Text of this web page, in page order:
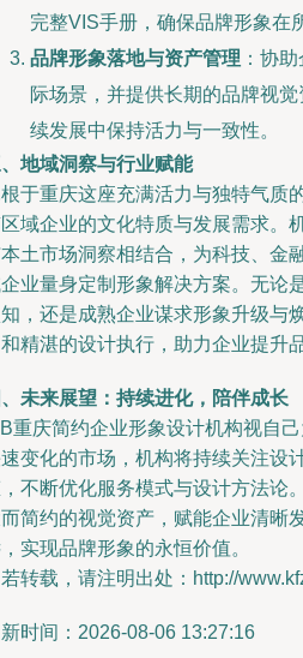
完整VIS手册，确保品牌形象在
品牌形象落地与资产管理 ：协
际场景，并提供长期的品牌视
续发展中保持活力与一致性。
地域洞察与行业赋能
于重庆这座充满活力与独特气质
域企业的文化特质与发展需求。
土市场洞察相结合，为科技、金
业量身定制形象解决方案。无论
，还是成熟企业谋求形象升级与
精湛的设计执行，助力企业提升
未来展望：持续进化，陪伴成长
重庆简约企业形象设计机构视自
变化的市场，机构将持续关注设
不断优化服务模式与设计方法论
简约的视觉资产，赋能企业清晰
实现品牌形象的永恒价值。
转载，请注明出处：http://
时间：2026-08-06 13:27:16